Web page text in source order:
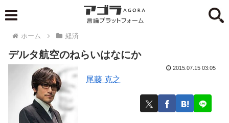
ホーム 経済
デルタ航空のねらいはなにか
尾藤 克之
2015.07.15 03:05